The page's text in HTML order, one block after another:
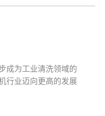
成为工业清洗领域的
行业迈向更高的发展